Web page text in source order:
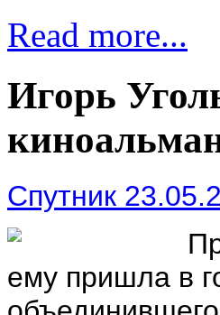
Read more...
Игорь
Спутник
ему пришла в